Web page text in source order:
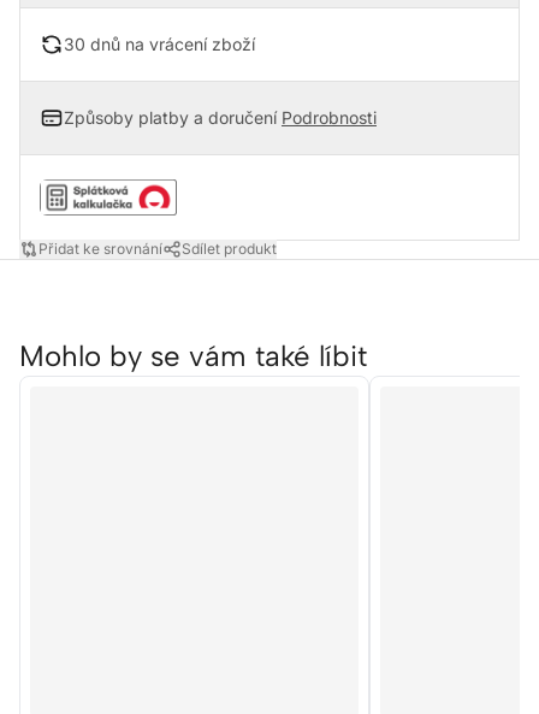
30 dnů na vrácení zboží
Způsoby platby a doručení Podrobnosti
Přidat ke srovnání Sdílet produkt
Mohlo by se vám také líbit